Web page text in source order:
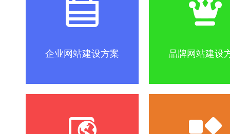
企业网站建设方案 品牌网站建设